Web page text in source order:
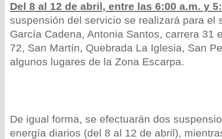
Del 8 al 12 de abril, entre las 6:00 a.m. y
suspensión del servicio se realizará para el
García Cadena, Antonia Santos, carrera 31
72, San Martín, Quebrada La Iglesia, San
algunos lugares de la Zona Escarpa.
De igual forma, se efectuarán dos
energía diarios (del 8 al 12 de abril),